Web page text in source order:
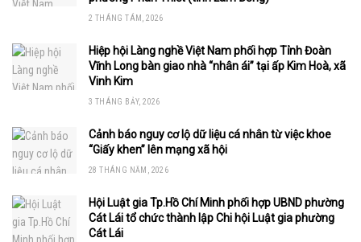
2 THÁNG TÁM, 2026
Hiệp hội Làng nghề Việt Nam phối hợp Tỉnh Đoàn
Vĩnh Long bàn giao nhà “nhân ái” tại ấp Kim Hoà, xã
Vinh Kim
3 THÁNG BẢY, 2026
Cảnh báo nguy cơ lộ dữ liệu cá nhân từ việc khoe
“Giấy khen” lên mạng xã hội
28 THÁNG NĂM, 2026
Hội Luật gia Tp.Hồ Chí Minh phối hợp UBND phường
Cát Lái tổ chức thành lập Chi hội Luật gia phường
Cát Lái